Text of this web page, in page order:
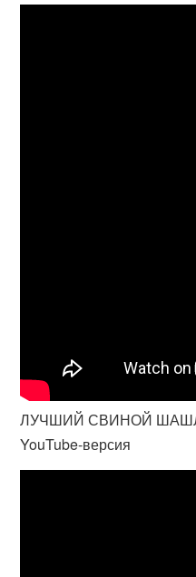
ЛУЧШИЙ СВИНОЙ
YouTube-версия